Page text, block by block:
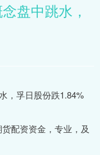
盘中跳水，
配资资金，专业，及